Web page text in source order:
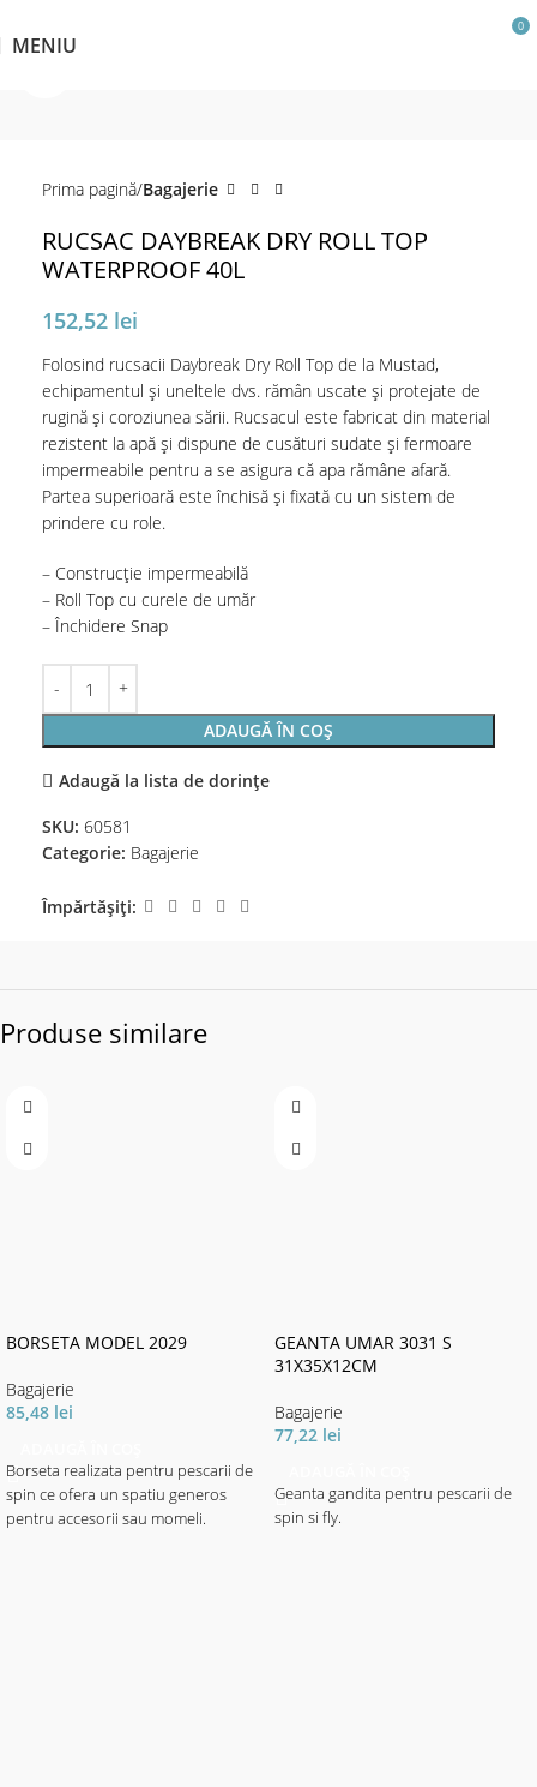
MENIU
0
Prima pagină Bagajerie
RUCSAC DAYBREAK DRY ROLL TOP
WATERPROOF 40L
152,52 lei
Folosind rucsacii Daybreak Dry Roll Top de la Mustad,
echipamentul și uneltele dvs. rămân uscate și protejate de
rugină și coroziunea sării. Rucsacul este fabricat din material
rezistent la apă și dispune de cusături sudate și fermoare
impermeabile pentru a se asigura că apa rămâne afară.
Partea superioară este închisă și fixată cu un sistem de
prindere cu role.
– Construcție impermeabilă
– Roll Top cu curele de umăr
– Închidere Snap
ADAUGĂ ÎN COȘ
Adaugă la lista de dorințe
SKU: 60581
Categorie: Bagajerie
Împărtășiți:
Produse similare
BORSETA MODEL 2029
Bagajerie
85,48 lei
Borseta realizata pentru pescarii de
spin ce ofera un spatiu generos
pentru accesorii sau momeli.
GEANTA UMAR 3031 S
31X35X12CM
Bagajerie
77,22 lei
Geanta gandita pentru pescarii de
spin si fly.